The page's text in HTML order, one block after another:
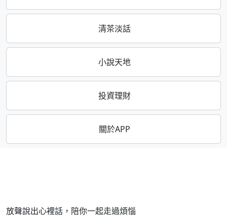
清茶淡話
小說天地
投資理財
關於APP
放聲說出心裡話，陪你一起走過煩惱